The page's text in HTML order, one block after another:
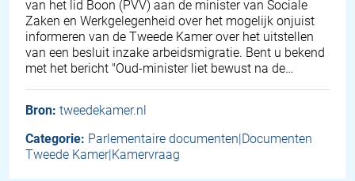
van het lid Boon (PVV) aan de minister van Sociale
Zaken en Werkgelegenheid over het mogelijk onjuist
informeren van de Tweede Kamer over het uitstellen
van een besluit inzake arbeidsmigratie. Bent u bekend
met het bericht "Oud-minister liet bewust na de…
Bron: tweedekamer.nl
Categorie: Parlementaire documenten|Documenten
Tweede Kamer|Kamervraag